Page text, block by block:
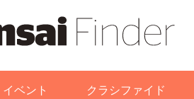
イベント クラシファイド